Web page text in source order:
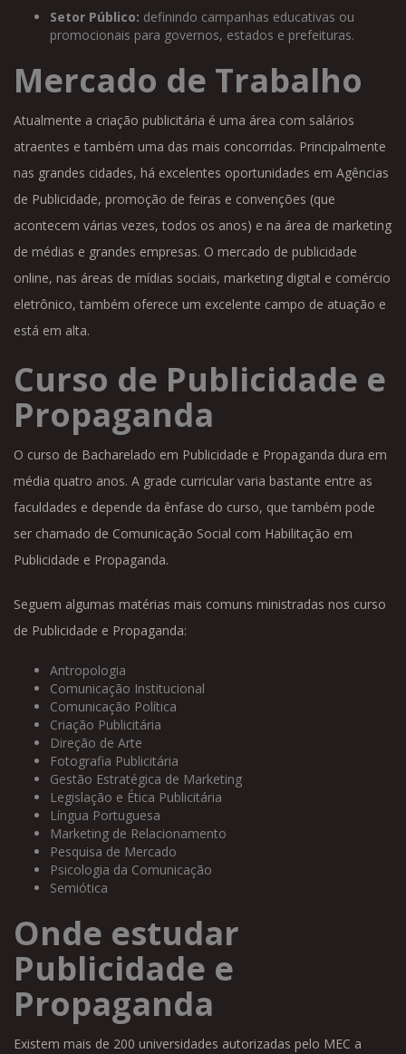
Setor Público: definindo campanhas educativas ou
promocionais para governos, estados e prefeituras.
Mercado de Trabalho
Atualmente a criação publicitária é uma área com salários
atraentes e também uma das mais concorridas. Principalmente
nas grandes cidades, há excelentes oportunidades em Agências
de Publicidade, promoção de feiras e convenções (que
acontecem várias vezes, todos os anos) e na área de marketing
de médias e grandes empresas. O mercado de publicidade
online, nas áreas de mídias sociais, marketing digital e comércio
eletrônico, também oferece um excelente campo de atuação e
está em alta.
Curso de Publicidade e
Propaganda
O curso de Bacharelado em Publicidade e Propaganda dura em
média quatro anos. A grade curricular varia bastante entre as
faculdades e depende da ênfase do curso, que também pode
ser chamado de Comunicação Social com Habilitação em
Publicidade e Propaganda.
Seguem algumas matérias mais comuns ministradas nos curso
de Publicidade e Propaganda:
Antropologia
Comunicação Institucional
Comunicação Política
Criação Publicitária
Direção de Arte
Fotografia Publicitária
Gestão Estratégica de Marketing
Legislação e Ética Publicitária
Língua Portuguesa
Marketing de Relacionamento
Pesquisa de Mercado
Psicologia da Comunicação
Semiótica
Onde estudar
Publicidade e
Propaganda
Existem mais de 200 universidades autorizadas pelo MEC a